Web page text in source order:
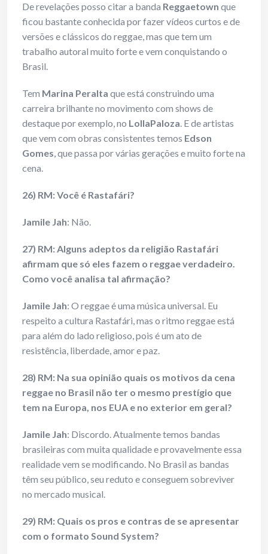
De revelações posso citar a banda Reggaetown que
ficou bastante conhecida por fazer vídeos curtos e de
versões e clássicos do reggae, mas que tem um
trabalho autoral muito forte e vem conquistando o
Brasil.
Tem Marina Peralta que está construindo uma
carreira brilhante no movimento com shows de
destaque por exemplo, no LollaPaloza. E de artistas
que vem com obras consistentes temos Edson
Gomes, que passa por várias gerações e muito forte na
cena.
26) RM: Você é Rastafári?
Jamile Jah: Não.
27) RM: Alguns adeptos da religião Rastafári
afirmam que só eles fazem o reggae verdadeiro.
Como você analisa tal afirmação?
Jamile Jah: O reggae é uma música universal. Eu
respeito a cultura Rastafári, mas o ritmo reggae está
para além do lado religioso, pois é um ato de
resistência, liberdade, amor e paz.
28) RM: Na sua opinião quais os motivos da cena
reggae no Brasil não ter o mesmo prestígio que
tem na Europa, nos EUA e no exterior em geral?
Jamile Jah: Discordo. Atualmente temos bandas
brasileiras com muita qualidade e provavelmente essa
realidade vem se modificando. No Brasil as bandas
têm seu público, seu reduto e conseguem sobreviver
no mercado musical.
29) RM: Quais os pros e contras de se apresentar
com o formato Sound System?